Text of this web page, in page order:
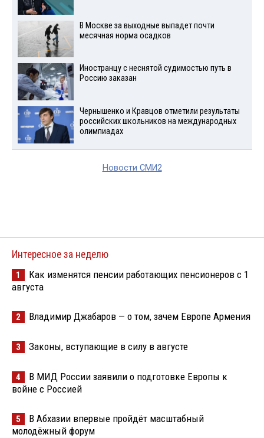
В Москве за выходные выпадет почти
месячная норма осадков
Иностранцу с неснятой судимостью путь в
Россию заказан
Чернышенко и Кравцов отметили результаты
российских школьников на международных
олимпиадах
Новости СМИ2
Интересное за неделю
1
Как изменятся пенсии работающих пенсионеров с 1
августа
2 Владимир Джабаров — о том, зачем Европе Армения
3 Законы, вступающие в силу в августе
4
В МИД России заявили о подготовке Европы к
войне с Россией
5
В Абхазии впервые пройдёт масштабный
молодёжный форум